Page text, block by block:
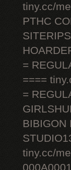
tiny.cc/
PTHC
=
====
=
BIBIGON
tiny.cc/